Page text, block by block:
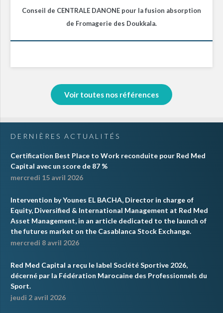
Conseil de CENTRALE DANONE pour la fusion absorption
de Fromagerie des Doukkala.
Voir toutes nos références
DERNIÈRES ACTUALITÉS
Certification Best Place to Work reconduite pour Red Med
Capital avec un score de 87 %
mercredi 15 avril 2026
Intervention by Younes EL BACHA, Director in charge of
Equity, Diversified & International Management at Red Med
Asset Management, in an article dedicated to the launch of
the futures market on the Casablanca Stock Exchange.
mercredi 8 avril 2026
Red Med Capital a reçu le label Société Sportive 2026,
décerné par la Fédération Marocaine des Professionnels du
Sport.
jeudi 2 avril 2026